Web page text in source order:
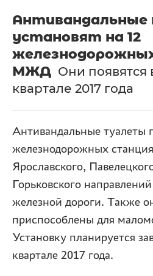
установят на 12
МЖД Они появятся
квартале 2017 года
Антивандальные туалеты
железнодорожных
Ярославского,
Горьковского
железной дороги. Также
приспособлены для
Установку планируется
квартале 2017 года.